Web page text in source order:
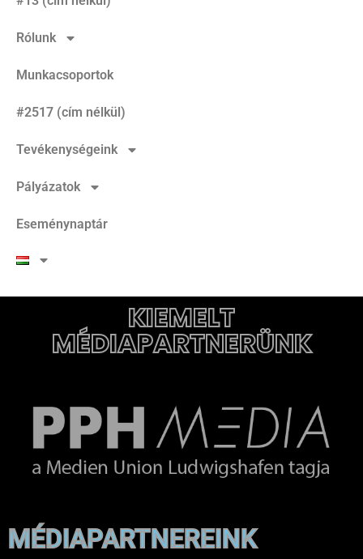
Rólunk
Munkacsoportok
#2517 (cím nélkül)
Tevékenységeink
Pályázatok
Eseménynaptár
KIEMELT
MÉDIAPARTNERÜNK
MÉDIAPARTNEREINK